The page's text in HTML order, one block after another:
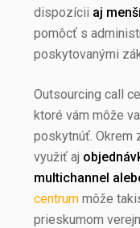
dispozícii aj
pomôcť s
poskytovanými
Outsourcing call
ktoré vám môže
poskytnúť. Okrem
využiť aj
multichannel
centrum môže
prieskumom